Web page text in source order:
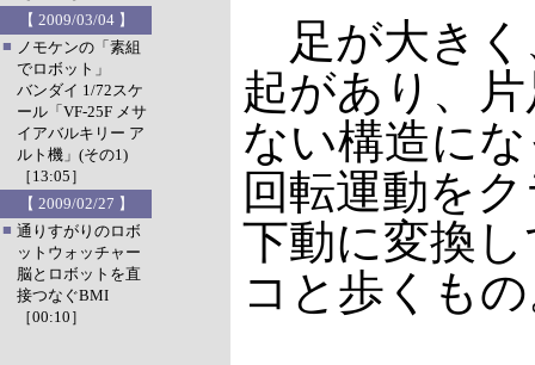
【 2009/03/04 】
■ ノモケンの「素組
でロボット」
バンダイ 1/72スケ
ール「VF-25F メサ
イアバルキリー ア
ルト機」(その1)
［13:05］
【 2009/02/27 】
■ 通りすがりのロボ
ットウォッチャー
脳とロボットを直
接つなぐBMI
［00:10］
足が大きく
起があり、
ない構造に
回転運動を
下動に変換
コと歩くも